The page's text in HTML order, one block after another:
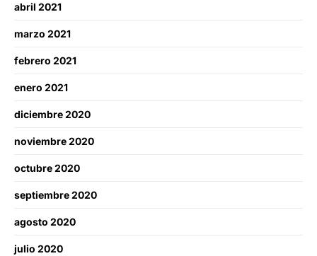
abril 2021
marzo 2021
febrero 2021
enero 2021
diciembre 2020
noviembre 2020
octubre 2020
septiembre 2020
agosto 2020
julio 2020